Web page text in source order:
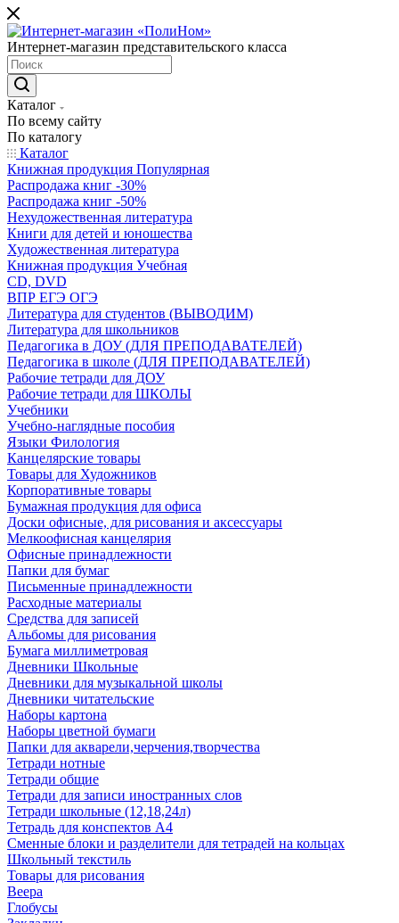
Интернет-магазин представительского класса
Каталог
По всему сайту
По каталогу
Каталог
Книжная продукция Популярная
Распродажа книг -30%
Распродажа книг -50%
Нехудожественная литература
Книги для детей и юношества
Художественная литература
Книжная продукция Учебная
CD, DVD
ВПР ЕГЭ ОГЭ
Литература для студентов (ВЫВОДИМ)
Литература для школьников
Педагогика в ДОУ (ДЛЯ ПРЕПОДАВАТЕЛЕЙ)
Педагогика в школе (ДЛЯ ПРЕПОДАВАТЕЛЕЙ)
Рабочие тетради для ДОУ
Рабочие тетради для ШКОЛЫ
Учебники
Учебно-наглядные пособия
Языки Филология
Канцелярские товары
Товары для Художников
Корпоративные товары
Бумажная продукция для офиса
Доски офисные, для рисования и аксессуары
Мелкоофисная канцелярия
Офисные принадлежности
Папки для бумаг
Письменные принадлежности
Расходные материалы
Средства для записей
Альбомы для рисования
Бумага миллиметровая
Дневники Школьные
Дневники для музыкальной школы
Дневники читательские
Наборы картона
Наборы цветной бумаги
Папки для акварели,черчения,творчества
Тетради нотные
Тетради общие
Тетради для записи иностранных слов
Тетради школьные (12,18,24л)
Тетрадь для конспектов А4
Сменные блоки и разделители для тетрадей на кольцах
Школьный текстиль
Товары для рисования
Веера
Глобусы